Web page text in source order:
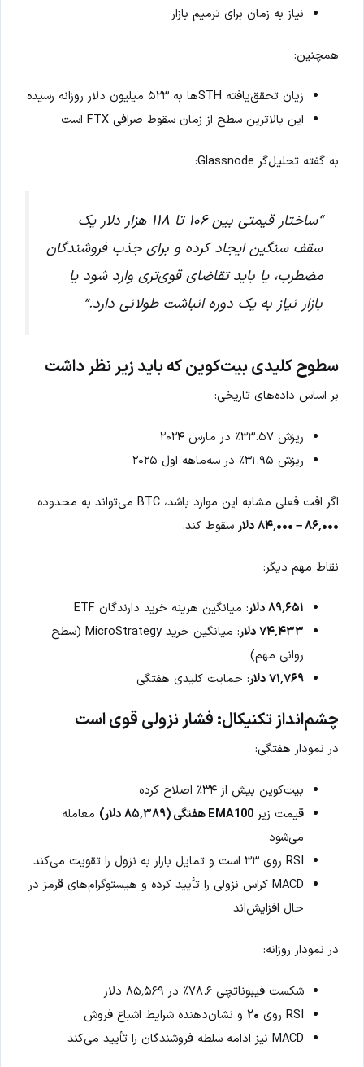
نیاز به زمان برای ترمیم بازار
همچنین:
زیان تحقق‌یافته STHها به ۵۲۳ میلیون دلار روزانه رسیده
این بالاترین سطح از زمان سقوط صرافی FTX است
به گفته تحلیل‌گر Glassnode:
“ساختار قیمتی بین ۱۰۶ تا ۱۱۸ هزار دلار یک
سقف سنگین ایجاد کرده و برای جذب فروشندگان
مضطرب، یا باید تقاضای قوی‌تری وارد شود یا
بازار نیاز به یک دوره انباشت طولانی دارد.”
سطوح کلیدی بیت‌کوین که باید زیر نظر داشت
بر اساس داده‌های تاریخی:
ریزش ۳۳.۵۷٪ در مارس ۲۰۲۴
ریزش ۳۱.۹۵٪ در سه‌ماهه اول ۲۰۲۵
اگر افت فعلی مشابه این موارد باشد، BTC می‌تواند به محدوده
۸۶٬۰۰۰ – ۸۴٬۰۰۰ دلار
سقوط کند.
نقاط مهم دیگر:
۸۹٬۶۵۱ دلار
: میانگین هزینه خرید دارندگان ETF
۷۴٬۴۳۳ دلار
: میانگین خرید MicroStrategy (سطح
روانی مهم)
۷۱٬۷۶۹ دلار
: حمایت کلیدی هفتگی
چشم‌انداز تکنیکال: فشار نزولی قوی است
در نمودار هفتگی:
بیت‌کوین بیش از ۳۴٪ اصلاح کرده
قیمت زیرEMA100 هفتگی (۸۵٬۳۸۹ دلار)
معامله
می‌شود
RSI روی ۳۳ است و تمایل بازار به نزول را تقویت می‌کند
MACD کراس نزولی را تأیید کرده و هیستوگرام‌های قرمز در
حال افزایش‌اند
در نمودار روزانه:
شکست فیبوناتچی ۷۸.۶٪ در ۸۵٬۵۶۹ دلار
RSI روی
۲۰ و نشان‌دهنده شرایط اشباع فروش
MACD نیز ادامه سلطه فروشندگان را تأیید می‌کند